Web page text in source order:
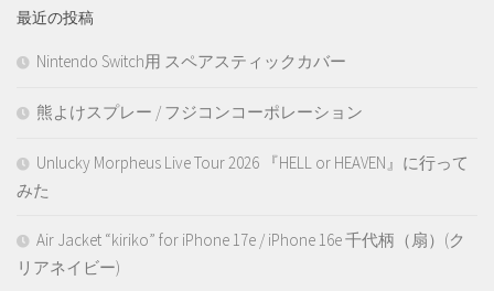
最近の投稿
Nintendo Switch用 スペアスティックカバー
熊よけスプレー / フジコンコーポレーション
Unlucky Morpheus Live Tour 2026 『HELL or HEAVEN』に行って
みた
Air Jacket “kiriko” for iPhone 17e / iPhone 16e 千代柄（扇）(ク
リアネイビー)